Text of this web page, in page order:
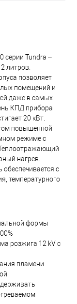
серии Tundra –
литров.
позволяет
помещений и
даже в самых
КПД прибора
20 кВт.
повышенной
режиме с
нагрев.
с
температурного
формы
розжига 12 kV с
пламени